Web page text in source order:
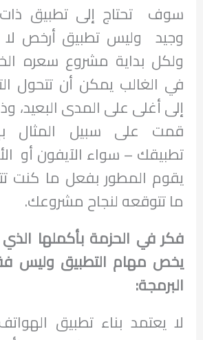
سوف تحتاج إلى تطبيق
وجيد وليس تطبيق أرخص لا
ولكل بداية مشروع سعره
في الغالب يمكن أن تتحول
إلى أغلى على المدى البعيد،
قمت على سبيل المثال
تطبيقك – سواء الآيفون أو
يقوم المطور بفعل ما كنت
ما تتوقعه لنجاح مشروعك.
فكر في الحزمة بأكملها
يخص مهام التطبيق وليس
البرمجة:
لا يعتمد بناء تطبيق